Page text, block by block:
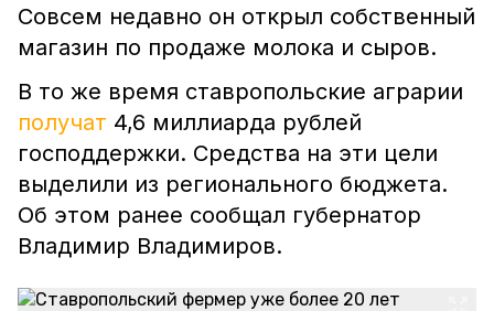
Совсем недавно он открыл собственный
магазин по продаже молока и сыров.
В то же время ставропольские аграрии
получат 4,6 миллиарда рублей
господдержки. Средства на эти цели
выделили из регионального бюджета.
Об этом ранее сообщал губернатор
Владимир Владимиров.